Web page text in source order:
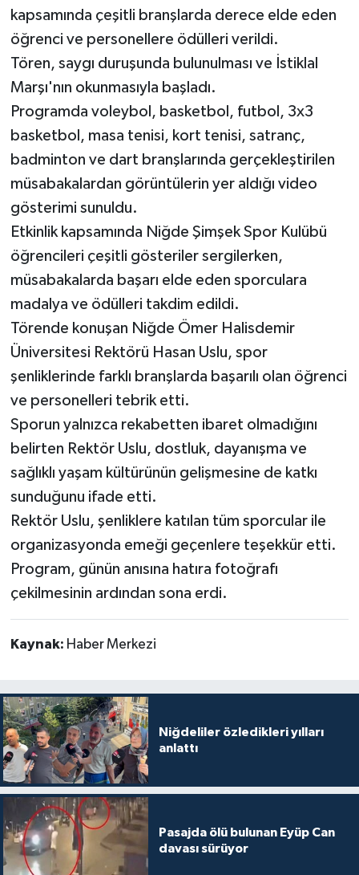
kapsamında çeşitli branşlarda derece elde eden
öğrenci ve personellere ödülleri verildi.
Tören, saygı duruşunda bulunulması ve İstiklal
Marşı'nın okunmasıyla başladı.
Programda voleybol, basketbol, futbol, 3x3
basketbol, masa tenisi, kort tenisi, satranç,
badminton ve dart branşlarında gerçekleştirilen
müsabakalardan görüntülerin yer aldığı video
gösterimi sunuldu.
Etkinlik kapsamında Niğde Şimşek Spor Kulübü
öğrencileri çeşitli gösteriler sergilerken,
müsabakalarda başarı elde eden sporculara
madalya ve ödülleri takdim edildi.
Törende konuşan Niğde Ömer Halisdemir
Üniversitesi Rektörü Hasan Uslu, spor
şenliklerinde farklı branşlarda başarılı olan öğrenci
ve personelleri tebrik etti.
Sporun yalnızca rekabetten ibaret olmadığını
belirten Rektör Uslu, dostluk, dayanışma ve
sağlıklı yaşam kültürünün gelişmesine de katkı
sunduğunu ifade etti.
Rektör Uslu, şenliklere katılan tüm sporcular ile
organizasyonda emeği geçenlere teşekkür etti.
Program, günün anısına hatıra fotoğrafı
çekilmesinin ardından sona erdi.
Kaynak: Haber Merkezi
Niğdeliler özledikleri yılları
anlattı
Pasajda ölü bulunan Eyüp Can
davası sürüyor